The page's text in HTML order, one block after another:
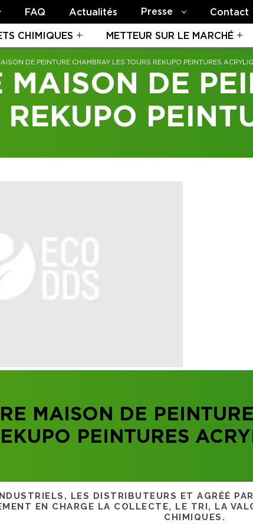
FAQ Actualités Presse Contact
CHIMIQUES METTEUR SUR LE MARCHÉ
DE PEINTURE CHAMBRAY LES TOURS REKUPO PEINTURES
MAISON DE
REKUPO
MAISON DE
PEINTURES
LES DISTRIBUTEURS ET AGRÉÉ
EN CHARGE LA COLLECTE, LE TRI, LA
CHIMIQUES.